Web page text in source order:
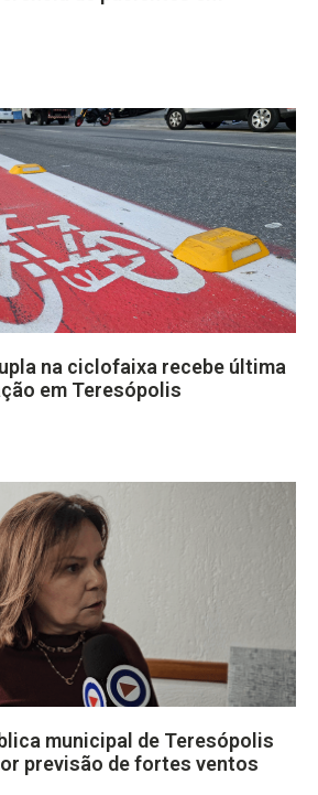
na ciclofaixa recebe última
em Teresópolis
municipal de Teresópolis
previsão de fortes ventos